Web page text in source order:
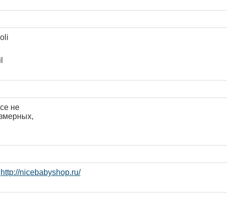
не
http://nicebabyshop.ru/